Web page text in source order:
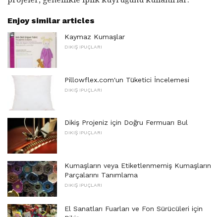
Enjoy similar articles
Kaymaz Kumaşlar
DIKIŞ IPUÇLARI
Pillowflex.com'un Tüketici İncelemesi
DIKIŞ IPUÇLARI
Dikiş Projeniz için Doğru Fermuarı Bul
DIKIŞ IPUÇLARI
Kumaşların veya Etiketlenmemiş Kumaşların
Parçalarını Tanımlama
DIKIŞ IPUÇLARI
El Sanatları Fuarları ve Fon Sürücüleri için